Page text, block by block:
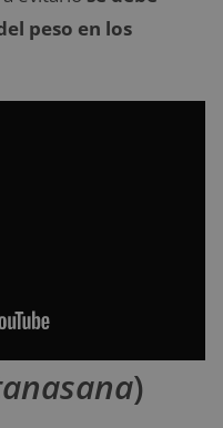
peso en los
)